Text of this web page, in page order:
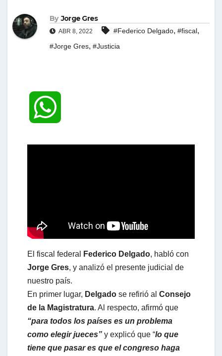
By Jorge Gres
ABR 8, 2022 #Federico Delgado, #fiscal,
#Jorge Gres, #Justicia
A
p
El fiscal federal Federico Delgado, habló con
Jorge Gres, y analizó el presente judicial de
nuestro país.
En primer lugar, Delgado se refirió al Consejo
de la Magistratura. Al respecto, afirmó que
“para todos los países es un problema
como elegir jueces” y explicó que “lo que
tiene que pasar es que el congreso haga